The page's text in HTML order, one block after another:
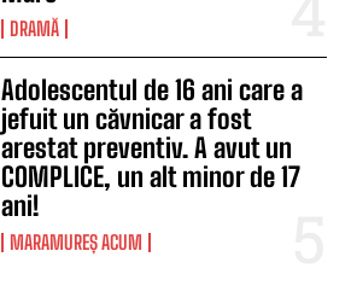
DRAMĂ
Adolescentul de 16 ani care a
jefuit un căvnicar a fost
arestat preventiv. A avut un
COMPLICE, un alt minor de 17
ani!
MARAMUREȘ ACUM